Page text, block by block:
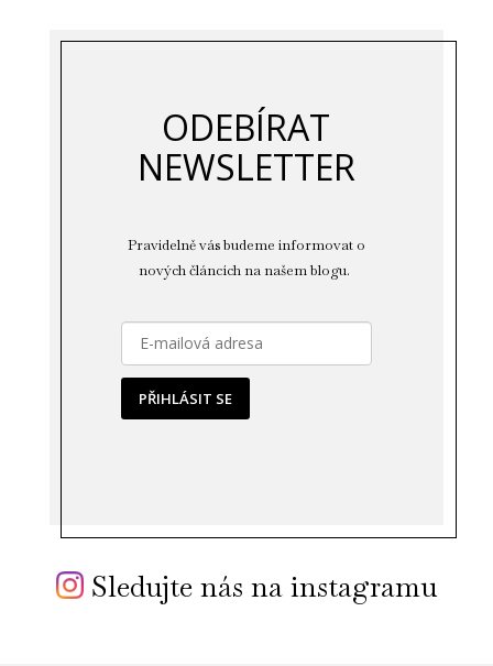
ODEBÍRAT
NEWSLETTER
Pravidelně vás budeme informovat o
nových článcích na našem blogu.
PŘIHLÁSIT SE
Sledujte nás na instagramu